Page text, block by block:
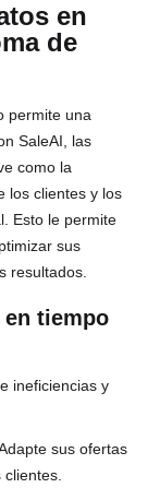
en
de
permite una
SaleAI, las
como la
los clientes y los
Esto le permite
sus
resultados.
tiempo
ineficiencias y
sus ofertas
clientes.